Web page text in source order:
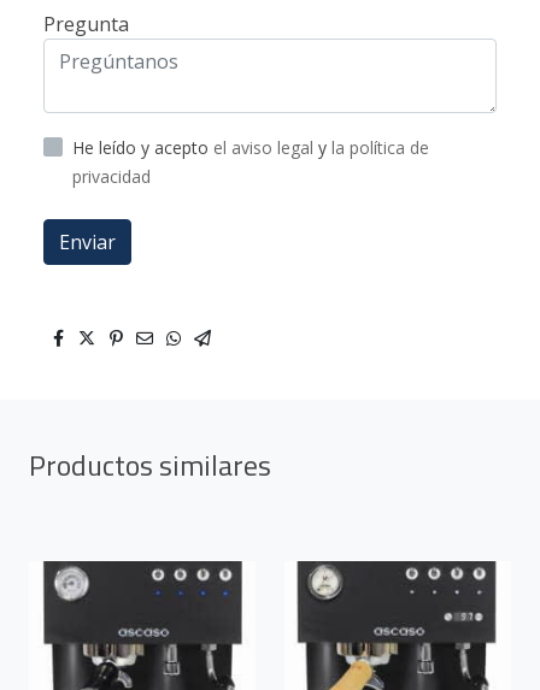
Pregunta
He leído y acepto el aviso legal y la política de
privacidad
Enviar
Productos similares